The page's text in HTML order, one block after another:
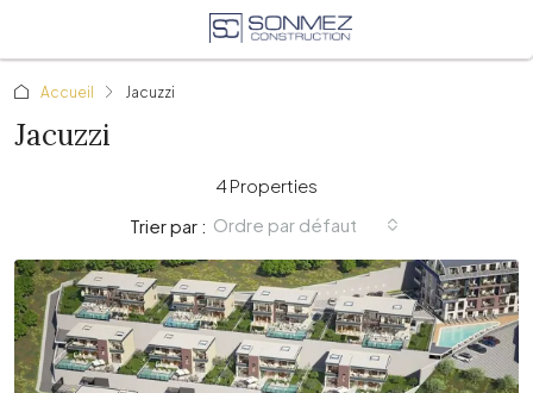
Accueil Jacuzzi
Jacuzzi
4 Properties
Trier par : Ordre par défaut